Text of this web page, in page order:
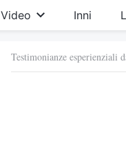
Video Inni
Testimonianze